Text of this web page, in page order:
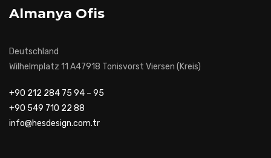
Almanya Ofis
Deutschland
Wilhelmplatz 11 A47918 Tonisvorst Viersen (Kreis)
+90 212 284 75 94 – 95
+90 549 710 22 88
info@hesdesign.com.tr